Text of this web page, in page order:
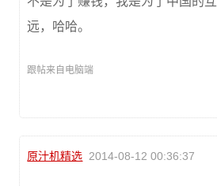
远，哈哈。
跟帖来自电脑端
原汁机精选 2014-08-12 00:36:37